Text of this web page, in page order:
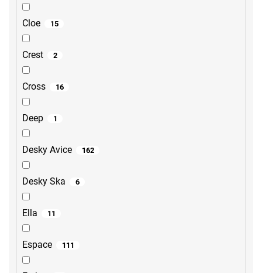
Cloe 15
Crest 2
Cross 16
Deep 1
Desky Avice 162
Desky Ska 6
Ella 11
Espace 111